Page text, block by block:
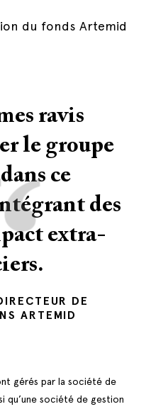
du fonds Artemid
ravis
le groupe
ce
des
extra-
DE
ARTEMID
gérés par la société de
qu’une société de gestion